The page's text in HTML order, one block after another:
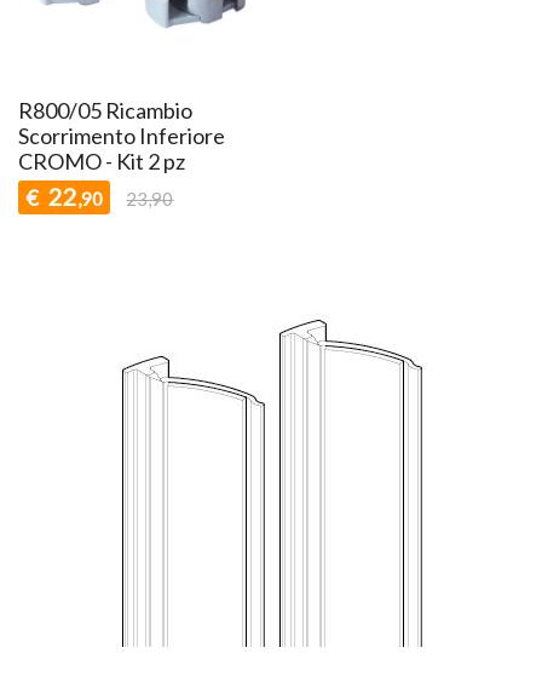
R800/05 Ricambio
Scorrimento Inferiore
CROMO - Kit 2 pz
€ 22,90 23,90